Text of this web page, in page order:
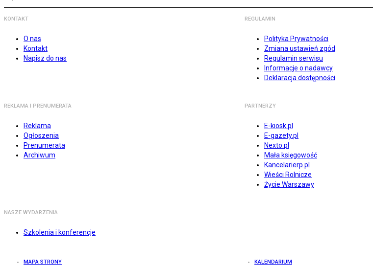
KONTAKT
O nas
Kontakt
Napisz do nas
REGULAMIN
Polityka Prywatności
Zmiana ustawień zgód
Regulamin serwisu
Informacje o nadawcy
Deklaracja dostępności
REKLAMA I PRENUMERATA
Reklama
Ogłoszenia
Prenumerata
Archiwum
PARTNERZY
E-kiosk.pl
E-gazety.pl
Nexto.pl
Mała księgowość
Kancelarierp.pl
Wieści Rolnicze
Życie Warszawy
NASZE WYDARZENIA
Szkolenia i konferencje
MAPA STRONY KALENDARIUM